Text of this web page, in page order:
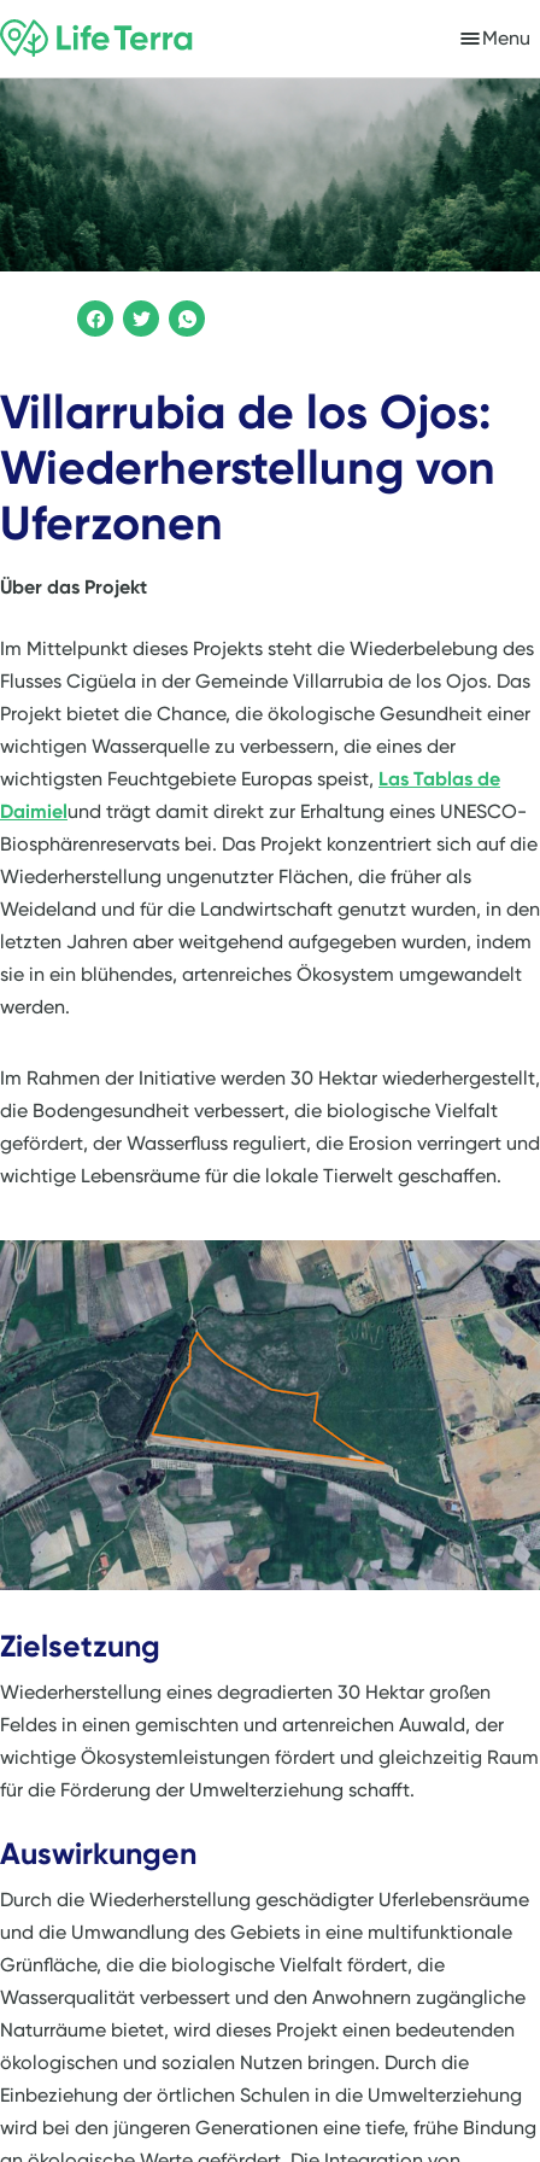
Menu
Villarrubia de los Ojos:
Wiederherstellung von
Uferzonen
Über das Projekt
Im Mittelpunkt dieses Projekts steht die Wiederbelebung des
Flusses Cigüela in der Gemeinde Villarrubia de los Ojos. Das
Projekt bietet die Chance, die ökologische Gesundheit einer
wichtigen Wasserquelle zu verbessern, die eines der
wichtigsten Feuchtgebiete Europas speist, Las Tablas de
Daimielund trägt damit direkt zur Erhaltung eines UNESCO-
Biosphärenreservats bei. Das Projekt konzentriert sich auf die
Wiederherstellung ungenutzter Flächen, die früher als
Weideland und für die Landwirtschaft genutzt wurden, in den
letzten Jahren aber weitgehend aufgegeben wurden, indem
sie in ein blühendes, artenreiches Ökosystem umgewandelt
werden.
Im Rahmen der Initiative werden 30 Hektar wiederhergestellt,
die Bodengesundheit verbessert, die biologische Vielfalt
gefördert, der Wasserfluss reguliert, die Erosion verringert und
wichtige Lebensräume für die lokale Tierwelt geschaffen.
Zielsetzung
Wiederherstellung eines degradierten 30 Hektar großen
Feldes in einen gemischten und artenreichen Auwald, der
wichtige Ökosystemleistungen fördert und gleichzeitig Raum
für die Förderung der Umwelterziehung schafft.
Auswirkungen
Durch die Wiederherstellung geschädigter Uferlebensräume
und die Umwandlung des Gebiets in eine multifunktionale
Grünfläche, die die biologische Vielfalt fördert, die
Wasserqualität verbessert und den Anwohnern zugängliche
Naturräume bietet, wird dieses Projekt einen bedeutenden
ökologischen und sozialen Nutzen bringen. Durch die
Einbeziehung der örtlichen Schulen in die Umwelterziehung
wird bei den jüngeren Generationen eine tiefe, frühe Bindung